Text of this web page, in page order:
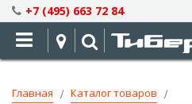
Skip
to
Content
+7 (495) 663 72 84
Главная
Каталог товаров